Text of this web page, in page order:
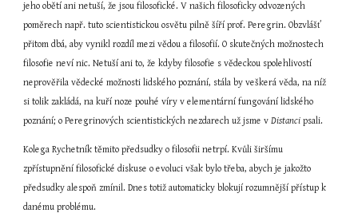
jeho obětí ani netuší, že jsou filosofické. V našich filosoficky odvozených
poměrech např. tuto scientistickou osvětu pilně šíří prof. Peregrin. Obzvlášť
přitom dbá, aby vynikl rozdíl mezi vědou a filosofií. O skutečných možnostech
filosofie neví nic. Netuší ani to, že kdyby filosofie s vědeckou spolehlivostí
neprověřila vědecké možnosti lidského poznání, stála by veškerá věda, na níž
si tolik zakládá, na kuří noze pouhé víry v elementární fungování lidského
poznání; o Peregrinových scientistických nezdarech už jsme v Distanci psali.
Kolega Rychetník těmito předsudky o filosofii netrpí. Kvůli širšímu
zpřístupnění filosofické diskuse o evoluci však bylo třeba, abych je jakožto
předsudky alespoň zmínil. Dnes totiž automaticky blokují rozumnější přístup k
danému problému.